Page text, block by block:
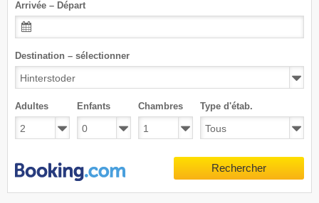
Arrivée – Départ
Destination – sélectionner
Adultes Enfants Chambres Type d'étab.
Rechercher